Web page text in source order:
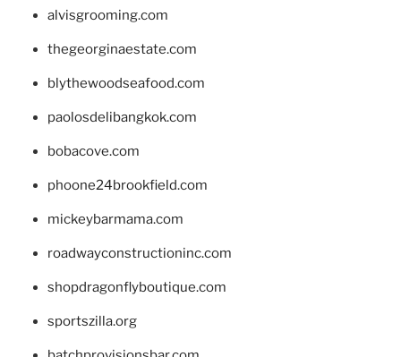
alvisgrooming.com
thegeorginaestate.com
blythewoodseafood.com
paolosdelibangkok.com
bobacove.com
phoone24brookfield.com
mickeybarmama.com
roadwayconstructioninc.com
shopdragonflyboutique.com
sportszilla.org